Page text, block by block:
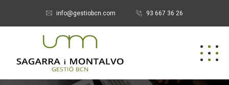
info@gestiobcn.com 93 667 36 26